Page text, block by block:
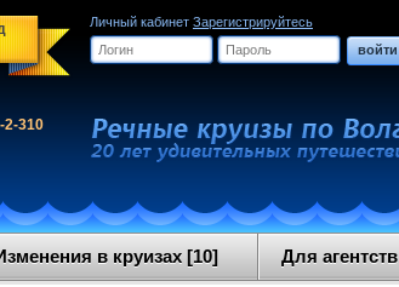
Личный кабинет Зарегистрируйтесь
войти
2-310
в круизах [10] Для агентств